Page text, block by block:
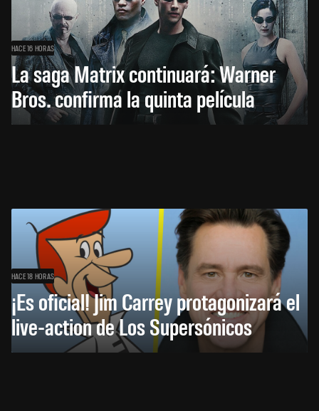
HACE 16 HORAS
La saga Matrix continuará: Warner
Bros. confirma la quinta película
HACE 18 HORAS
¡Es oficial! Jim Carrey protagonizará el
live-action de Los Supersónicos